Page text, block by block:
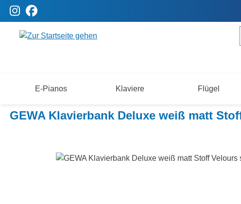
Hauptinhalt springen
Zur Suche springen
Zur Hauptnavigation springen
E-Pianos Klaviere Flügel
Zubehör Klavierbänke Beethoven Klavierbänke
GEWA Klavierbank Deluxe weiß matt
Bildergalerie überspringen